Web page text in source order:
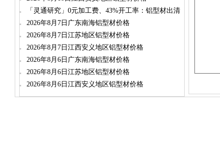
「灵通研究」0元加工费、43%开工率：铝型材出清
死局
2026年8月7日广东南海铝型材价格
2026年8月7日江苏地区铝型材价格
2026年8月7日江西安义地区铝型材价格
2026年8月6日广东南海铝型材价格
2026年8月6日江苏地区铝型材价格
2026年8月6日江西安义地区铝型材价格